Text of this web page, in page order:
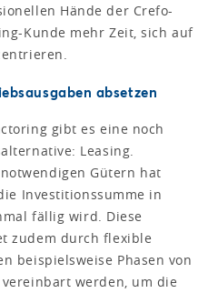
Hände der Crefo-
Kunde mehr Zeit, sich auf
absetzen
gibt es eine noch
Leasing.
Gütern hat
Investitionssumme in
fällig wird. Diese
zudem durch flexible
beispielsweise Phasen von
werden, um die